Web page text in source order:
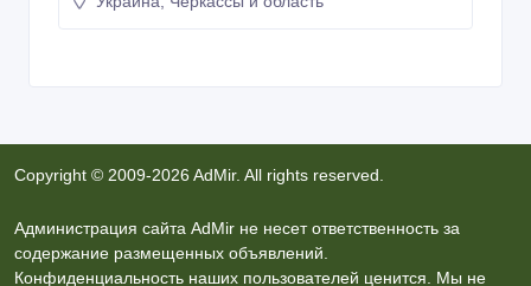
Сантехника
Украина, Черкассы и область